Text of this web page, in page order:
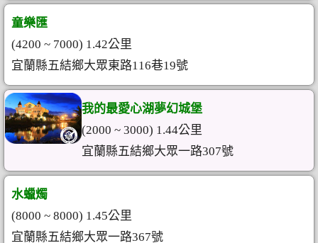
童樂匯
(4200 ~ 7000) 1.42公里
宜蘭縣五結鄉大眾東路116巷19號
我的最愛心湖夢幻城堡
(2000 ~ 3000) 1.44公里
宜蘭縣五結鄉大眾一路307號
水蠟燭
(8000 ~ 8000) 1.45公里
宜蘭縣五結鄉大眾一路367號